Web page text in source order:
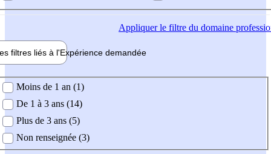
Appliquerle filtre du domaine
filtres liés à l'Expérience demandée
demandée
Moins de 1 an (1)
De 1 à 3 ans (14)
Plus de 3 ans (5)
Non renseignée (3)